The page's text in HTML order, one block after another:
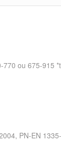
ou 675-915
PN-EN